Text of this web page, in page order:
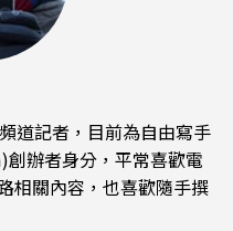
道記者，目前為自由寫手
辦者身分，平常喜歡電
相關內容，也喜歡隨手撰